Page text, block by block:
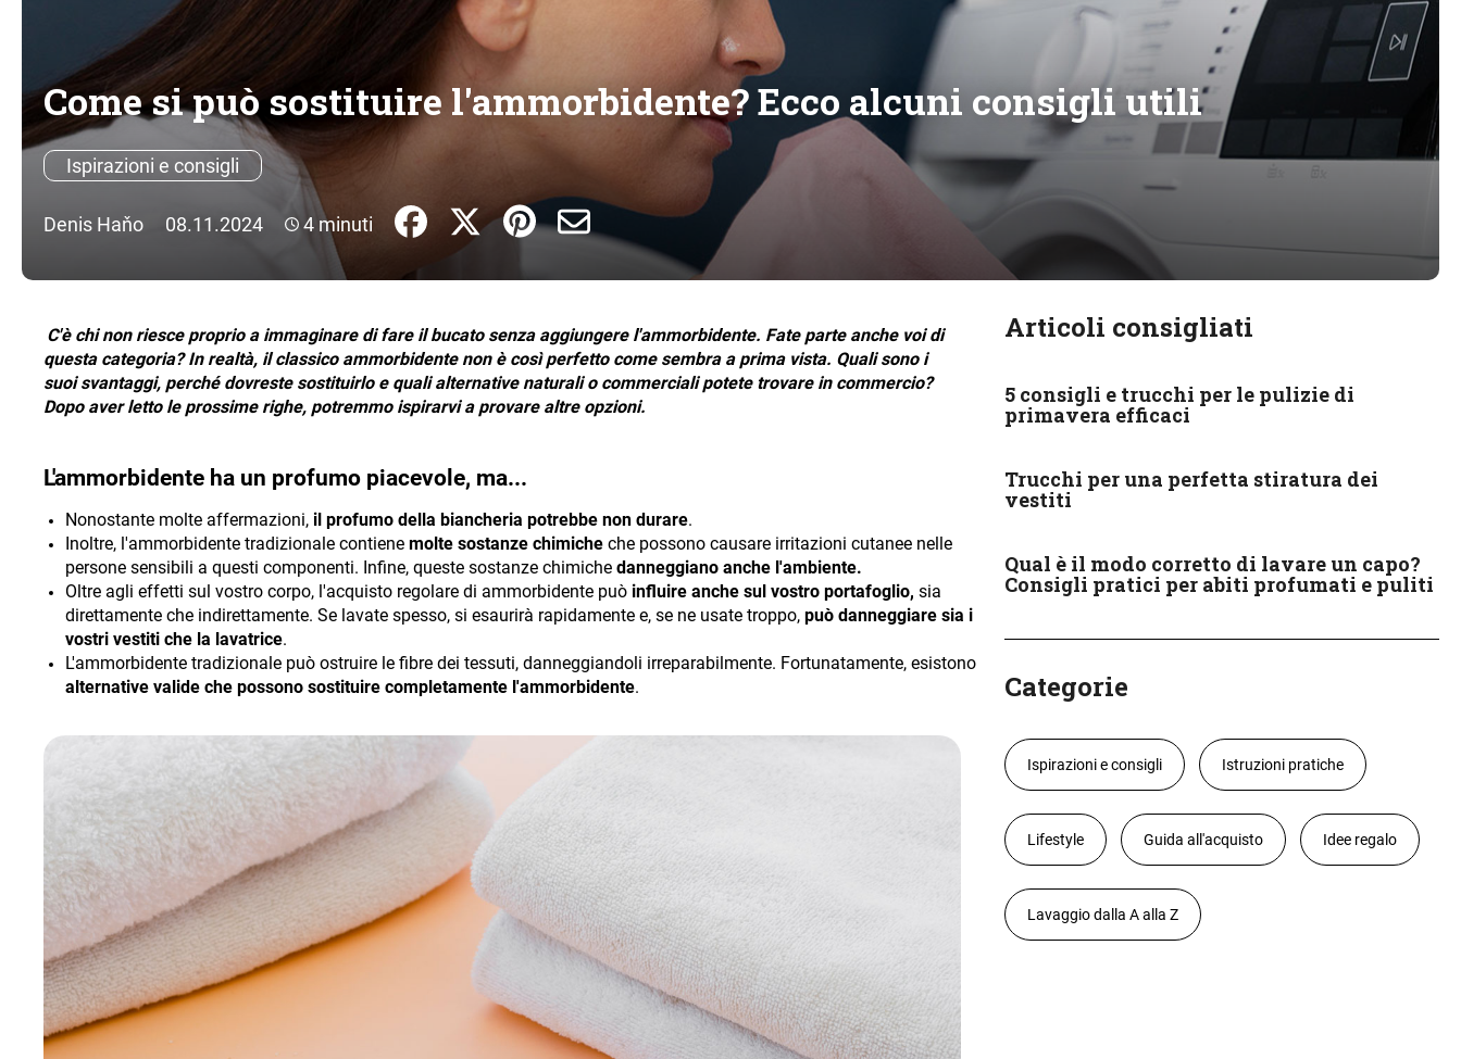
Come si può sostituire l'ammorbidente? Ecco alcuni consigli utili
Ispirazioni e consigli
Denis Haňo 08.11.2024 4 minuti
C'è chi non riesce proprio a immaginare di fare il bucato senza aggiungere l'ammorbidente. Fate parte anche voi di
questa categoria? In realtà, il classico ammorbidente non è così perfetto come sembra a prima vista. Quali sono i
suoi svantaggi, perché dovreste sostituirlo e quali alternative naturali o commerciali potete trovare in commercio?
Dopo aver letto le prossime righe, potremmo ispirarvi a provare altre opzioni.
L'ammorbidente ha un profumo piacevole, ma...
Nonostante molte affermazioni, il profumo della biancheria potrebbe non durare.
Inoltre, l'ammorbidente tradizionale contiene molte sostanze chimiche che possono causare irritazioni cutanee nelle
persone sensibili a questi componenti. Infine, queste sostanze chimiche danneggiano anche l'ambiente.
Oltre agli effetti sul vostro corpo, l'acquisto regolare di ammorbidente può influire anche sul vostro portafoglio, sia
direttamente che indirettamente. Se lavate spesso, si esaurirà rapidamente e, se ne usate troppo, può danneggiare sia i
vostri vestiti che la lavatrice.
L'ammorbidente tradizionale può ostruire le fibre dei tessuti, danneggiandoli irreparabilmente. Fortunatamente, esistono
alternative valide che possono sostituire completamente l'ammorbidente.
Articoli consigliati
5 consigli e trucchi per le pulizie di
primavera efficaci
Trucchi per una perfetta stiratura dei
vestiti
Qual è il modo corretto di lavare un capo?
Consigli pratici per abiti profumati e puliti
Categorie
Ispirazioni e consigli Istruzioni pratiche
Lifestyle Guida all'acquisto Idee regalo
Lavaggio dalla A alla Z